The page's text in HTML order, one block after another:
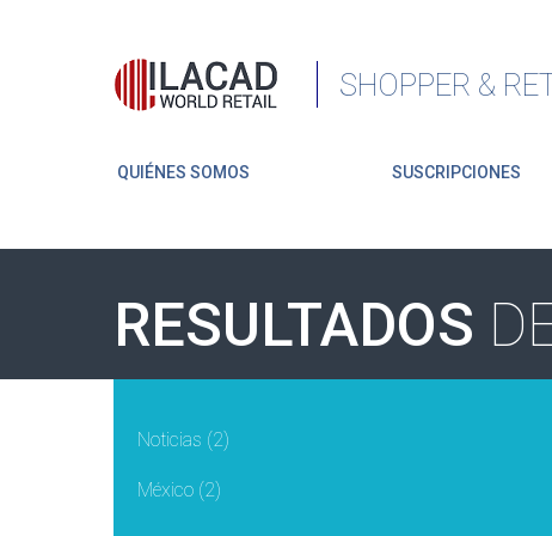
SHOPPER &
QUIÉNES SOMOS SUSCRIPCIONES
RESULTADOS
Noticias (2)
México(2)